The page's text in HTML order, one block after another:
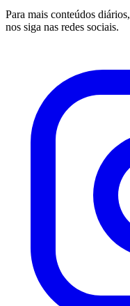
Para mais conteúdos diários,
nos siga nas redes sociais.